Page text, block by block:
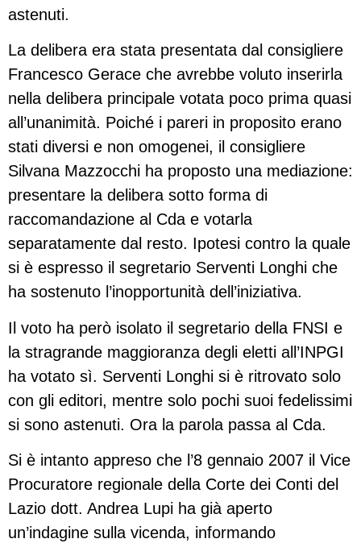
astenuti.
La delibera era stata presentata dal consigliere
Francesco Gerace che avrebbe voluto inserirla
nella delibera principale votata poco prima quasi
all’unanimità. Poiché i pareri in proposito erano
stati diversi e non omogenei, il consigliere
Silvana Mazzocchi ha proposto una mediazione:
presentare la delibera sotto forma di
raccomandazione al Cda e votarla
separatamente dal resto. Ipotesi contro la quale
si è espresso il segretario Serventi Longhi che
ha sostenuto l’inopportunità dell’iniziativa.
Il voto ha però isolato il segretario della FNSI e
la stragrande maggioranza degli eletti all’INPGI
ha votato sì. Serventi Longhi si è ritrovato solo
con gli editori, mentre solo pochi suoi fedelissimi
si sono astenuti. Ora la parola passa al Cda.
Si è intanto appreso che l’8 gennaio 2007 il Vice
Procuratore regionale della Corte dei Conti del
Lazio dott. Andrea Lupi ha già aperto
un’indagine sulla vicenda, informando